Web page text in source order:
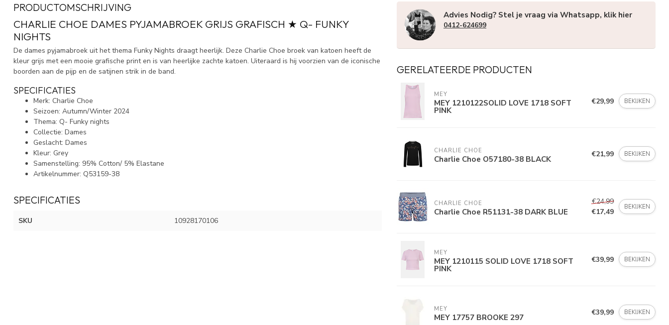
PRODUCTOMSCHRIJVING
CHARLIE CHOE DAMES PYJAMABROEK GRIJS GRAFISCH ★ Q- FUNKY
NIGHTS
De dames pyjamabroek uit het thema Funky Nights draagt heerlijk. Deze Charlie Choe broek van katoen heeft de
kleur grijs met een mooie grafische print en is van heerlijke zachte katoen. Uiteraard is hij voorzien van de iconische
boorden aan de pijp en de satijnen strik in de band.
SPECIFICATIES
Merk: Charlie Choe
Seizoen: Autumn/Winter 2024
Thema: Q- Funky nights
Collectie: Dames
Geslacht: Dames
Kleur: Grey
Samenstelling: 95% Cotton/ 5% Elastane
Artikelnummer: Q53159-38
SPECIFICATIES
SKU 10928170106
Advies Nodig? Stel je vraag via Whatsapp, klik hier
0412-624699
GERELATEERDE PRODUCTEN
MEY
MEY 1210122SOLID LOVE 1718 SOFT
PINK
€29,99 BEKIJKEN
CHARLIE CHOE
Charlie Choe O57180-38 BLACK €21,99 BEKIJKEN
CHARLIE CHOE
Charlie Choe R51131-38 DARK BLUE
€24,99
€17,49
BEKIJKEN
MEY
MEY 1210115 SOLID LOVE 1718 SOFT
PINK
€39,99 BEKIJKEN
MEY
MEY 17757 BROOKE 297 €39,99 BEKIJKEN